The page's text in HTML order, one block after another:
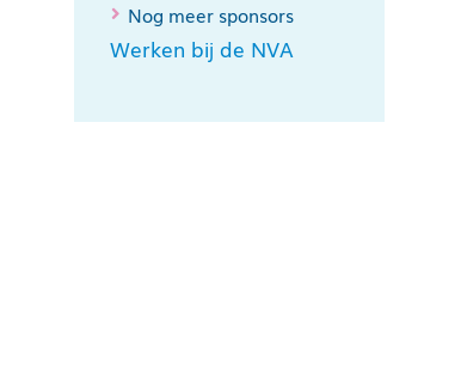
Nog meer sponsors
Werken bij de NVA